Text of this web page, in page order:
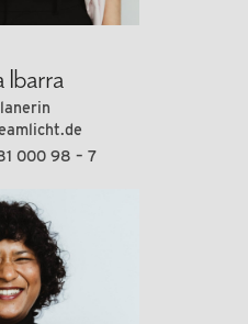
Ibarra
000 98 – 7